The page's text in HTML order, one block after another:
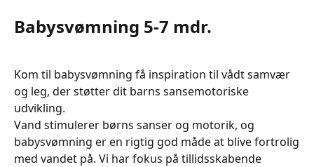
Babysvømning 5-7 mdr.
Kom til babysvømning få inspiration til vådt samvær
og leg, der støtter dit barns sansemotoriske
udvikling.
Vand stimulerer børns sanser og motorik, og
babysvømning er en rigtig god måde at blive fortrolig
med vandet på. Vi har fokus på tillidsskabende